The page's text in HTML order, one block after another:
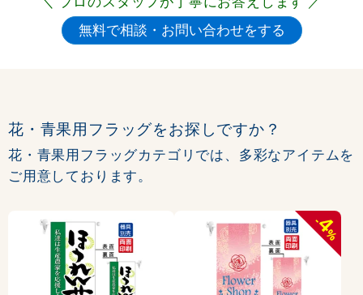
花・青果用フラッグをお探しですか？
花・青果用フラッグカテゴリでは、多彩なアイテムを
ご用意しております。
-
4
%